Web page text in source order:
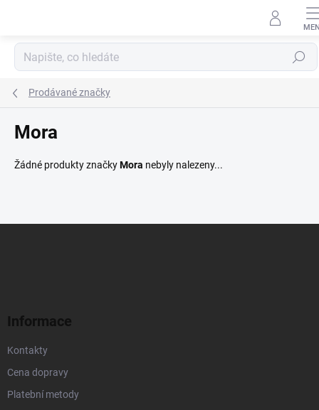
Hledat
Prodávané značky
Mora
Žádné produkty značkyMora nebyly nalezeny...
Informace
Kontakty
Cena dopravy
Platební metody